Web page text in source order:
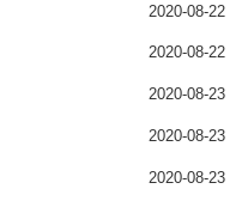
2020-08-22
2020-08-22
2020-08-23
2020-08-23
2020-08-23